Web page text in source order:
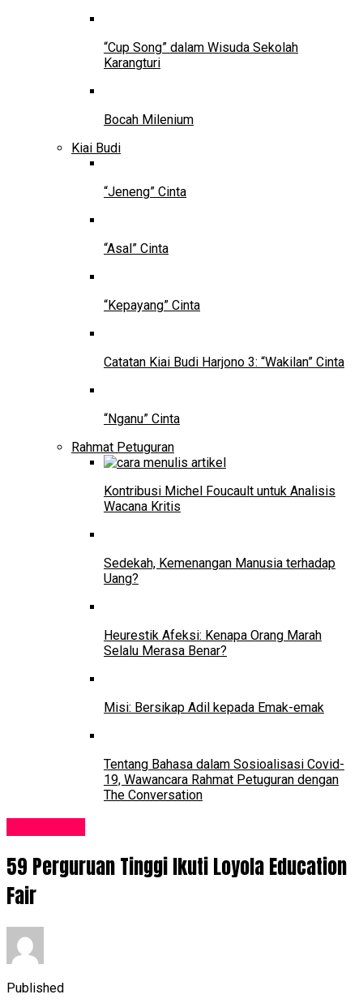
“Cup Song” dalam Wisuda Sekolah
Karangturi
Bocah Milenium
Kiai Budi
“Jeneng” Cinta
“Asal” Cinta
“Kepayang” Cinta
Catatan Kiai Budi Harjono 3: “Wakilan” Cinta
“Nganu” Cinta
Rahmat Petuguran
Kontribusi Michel Foucault untuk Analisis
Wacana Kritis
Sedekah, Kemenangan Manusia terhadap
Uang?
Heurestik Afeksi: Kenapa Orang Marah
Selalu Merasa Benar?
Misi: Bersikap Adil kepada Emak-emak
Tentang Bahasa dalam Sosioalisasi Covid-
19, Wawancara Rahmat Petuguran dengan
The Conversation
59 Perguruan Tinggi Ikuti Loyola Education
Fair
Published